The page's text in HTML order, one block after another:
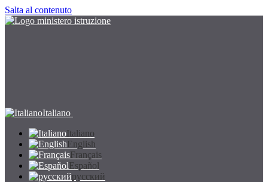
Salta al contenuto
Italiano
Italiano
English
Français
Español
русский